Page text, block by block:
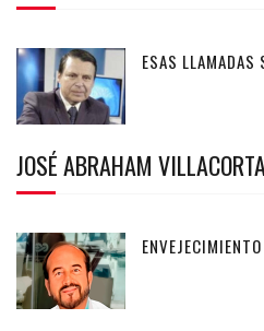
ESAS LLAMADAS
JOSÉ ABRAHAM